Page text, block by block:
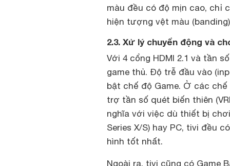
màu đều có độ mịn cao, chỉ
hiện tượng vệt màu
2.3. Xử lý chuyển động và
Với 4 cổng HDMI 2.1 và tần
game thủ. Độ trễ đầu vào
bật chế độ Game. Ở các
trợ tần số quét biến thiên
nghĩa với việc dù thiết bị
Series X/S) hay PC, tivi đều
hình tốt nhất.
Ngoài ra, tivi cũng có Game